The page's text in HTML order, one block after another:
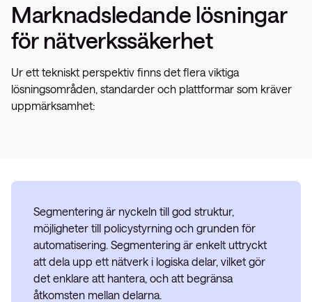
Marknadsledande lösningar
för nätverkssäkerhet
Ur ett tekniskt perspektiv finns det flera viktiga
lösningsområden, standarder och plattformar som kräver
uppmärksamhet:
Segmentering är nyckeln till god struktur,
möjligheter till policystyrning och grunden för
automatisering. Segmentering är enkelt uttryckt
att dela upp ett nätverk i logiska delar, vilket gör
det enklare att hantera, och att begränsa
åtkomsten mellan delarna.